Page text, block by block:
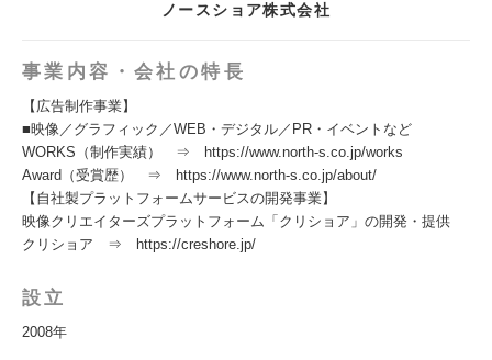
ノースショア株式会社
事業内容・会社の特長
【広告制作事業】
■映像／グラフィック／WEB・デジタル／PR・イベントなど
WORKS（制作実績） ⇒ https://www.north-s.co.jp/works
Award（受賞歴） ⇒ https://www.north-s.co.jp/about/
【自社製プラットフォームサービスの開発事業】
映像クリエイターズプラットフォーム「クリショア」の開発・提供
クリショア ⇒ https://creshore.jp/
設立
2008年